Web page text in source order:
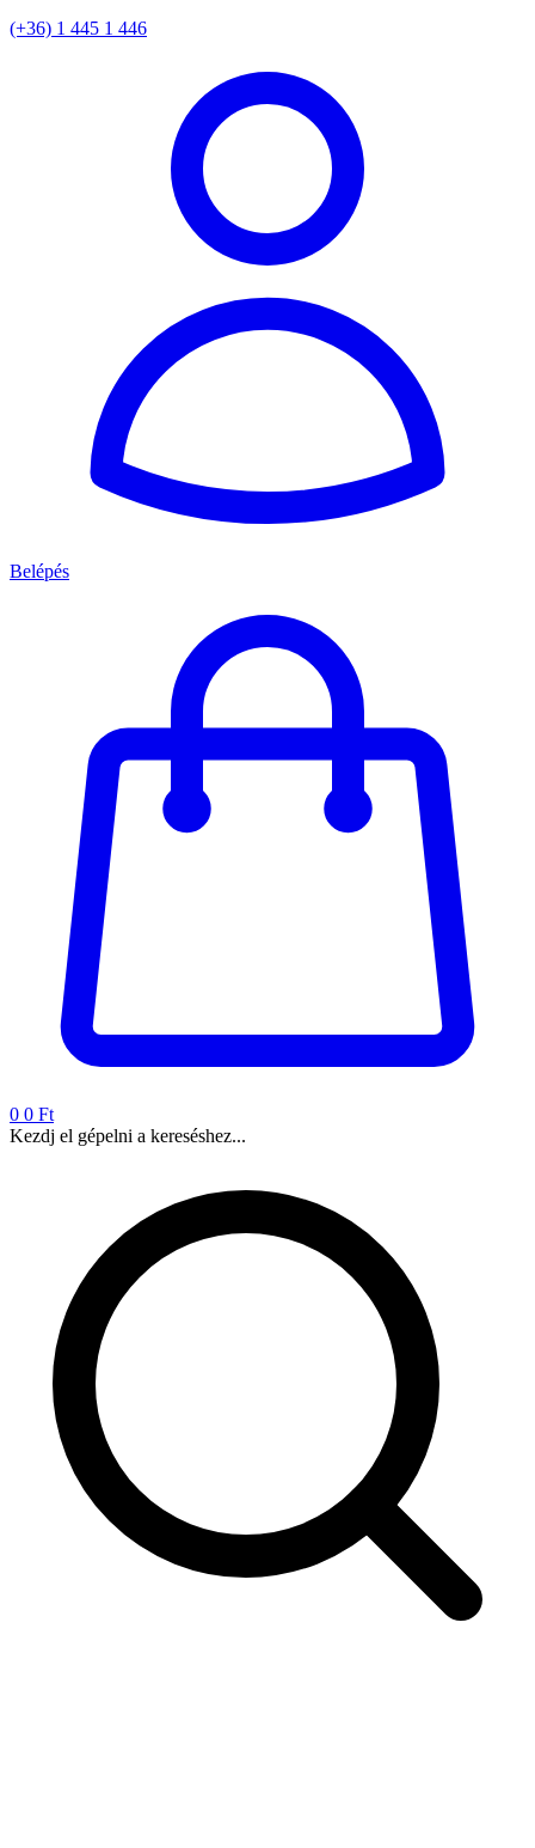
(+36) 1 445 1 446
Belépés
0 0 Ft
Kezdj el gépelni a kereséshez...